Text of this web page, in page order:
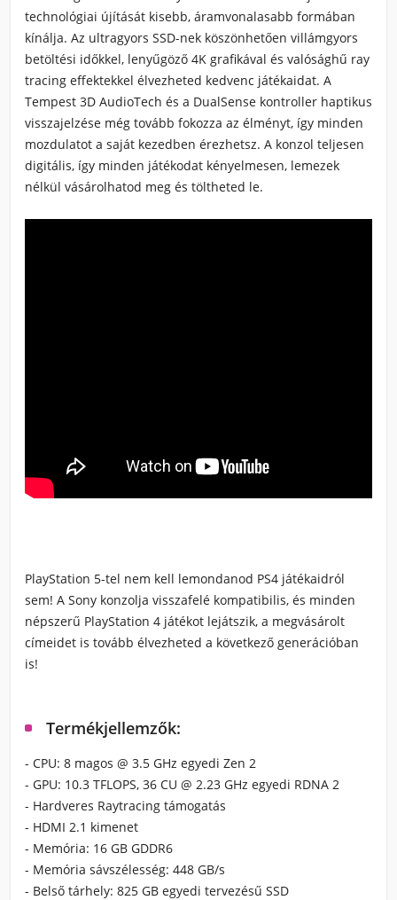
technológiai újítását kisebb, áramvonalasabb formában
kínálja. Az ultragyors SSD-nek köszönhetően villámgyors
betöltési időkkel, lenyűgöző 4K grafikával és valósághű ray
tracing effektekkel élvezheted kedvenc játékaidat. A
Tempest 3D AudioTech és a DualSense kontroller haptikus
visszajelzése még tovább fokozza az élményt, így minden
mozdulatot a saját kezedben érezhetsz. A konzol teljesen
digitális, így minden játékodat kényelmesen, lemezek
nélkül vásárolhatod meg és töltheted le.
PlayStation 5-tel nem kell lemondanod PS4 játékaidról
sem! A Sony konzolja visszafelé kompatibilis, és minden
népszerű PlayStation 4 játékot lejátszik, a megvásárolt
címeidet is tovább élvezheted a következő generációban
is!
Termékjellemzők:
- CPU: 8 magos @ 3.5 GHz egyedi Zen 2
- GPU: 10.3 TFLOPS, 36 CU @ 2.23 GHz egyedi RDNA 2
- Hardveres Raytracing támogatás
- HDMI 2.1 kimenet
- Memória: 16 GB GDDR6
- Memória sávszélesség: 448 GB/s
- Belső tárhely: 825 GB egyedi tervezésű SSD